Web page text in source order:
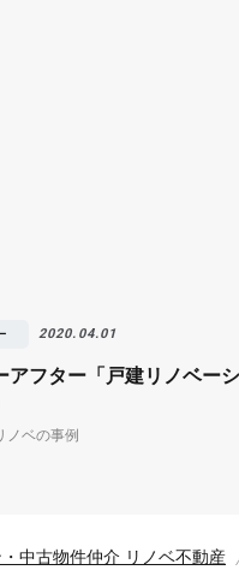
2020.04.01
アフター「戸建リノベー
ノベの事例
中古物件仲介 リノベ不動産